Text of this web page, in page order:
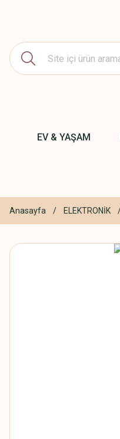
EV & YAŞAM
Anasayfa ELEKTRONİK